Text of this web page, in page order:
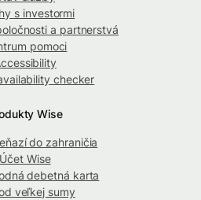
s investormi
a partnerstvá
pomoci
checker
Wise
do zahraničia
Účet Wise
debetná karta
veľkej sumy